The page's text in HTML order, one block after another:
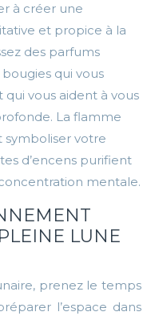
à créer une
et propice à la
des parfums
qui vous
vous aident à vous
La flamme
symboliser votre
d’encens purifient
mentale.
LUNE
prenez le temps
l’espace dans